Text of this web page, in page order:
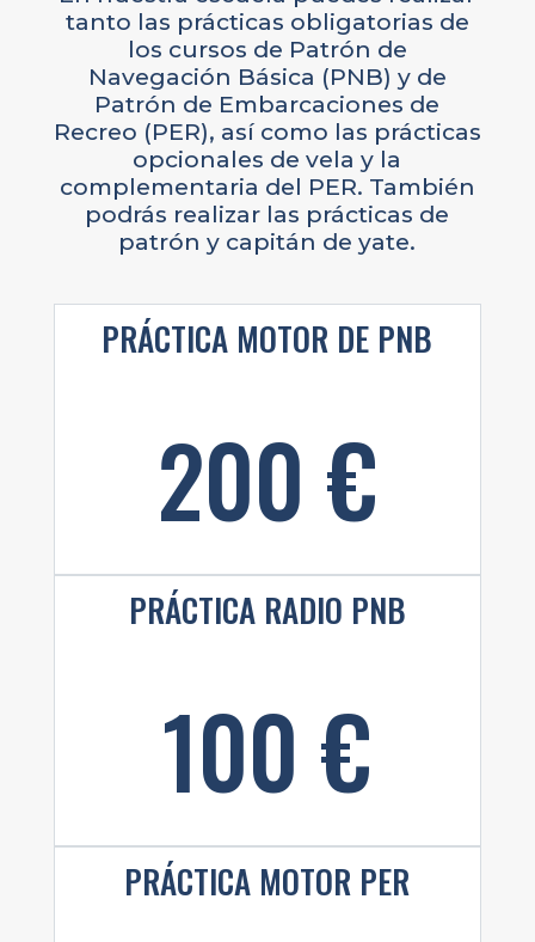
tanto las prácticas obligatorias de
los cursos de Patrón de
Navegación Básica (PNB) y de
Patrón de Embarcaciones de
Recreo (PER), así como las prácticas
opcionales de vela y la
complementaria del PER. También
podrás realizar las prácticas de
patrón y capitán de yate.
PRÁCTICA MOTOR DE PNB
200 €
PRÁCTICA RADIO PNB
100 €
PRÁCTICA MOTOR PER